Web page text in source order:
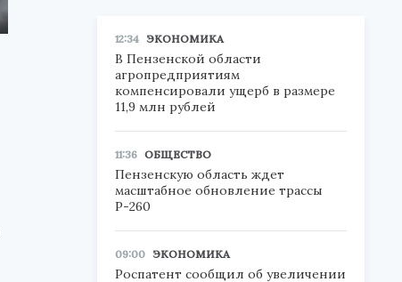
12:34 ЭКОНОМИКА
В Пензенской области
агропредприятиям
компенсировали ущерб в размере
11,9 млн рублей
11:36 ОБЩЕСТВО
Пензенскую область ждет
масштабное обновление трассы
Р-260
09:00 ЭКОНОМИКА
Роспатент сообщил об увеличении